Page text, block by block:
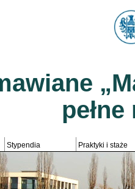
Stypendia Praktyki i staże